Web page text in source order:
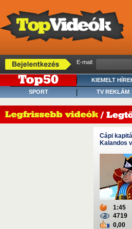
E-mail:
KIEMELT
SPORT
TV REKLÁM
Cápi
Kalandos
1:45
4719
0,00